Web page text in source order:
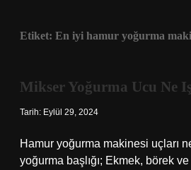
Etiket: En iyi hamur yoğurma
Mikser Yoğurma Ucu Ne
Tarih: Eylül 29, 2024
Hamur yoğurma makinesi uçları
yoğurma başlığı; Ekmek, börek